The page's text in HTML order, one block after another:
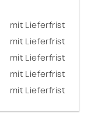
mit Lieferfrist
mit Lieferfrist
mit Lieferfrist
mit Lieferfrist
mit Lieferfrist